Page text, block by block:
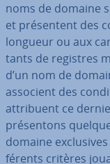
noms de domaine
et pré­sen­tent des
longueur ou aux
tants de registres
d’un nom de
associent des
at­tri­buent ce
pré­sen­tons
domaine
fé­rents critères